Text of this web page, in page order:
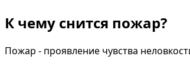
К чему снится пожар?
Пожар - проявление чувства